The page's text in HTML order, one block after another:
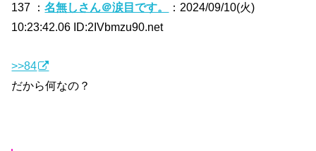
137 ：名無しさん＠涙目です。
：2024/09/10(火)
10:23:42.06 ID:2IVbmzu90.net
>>84
だから何なの？